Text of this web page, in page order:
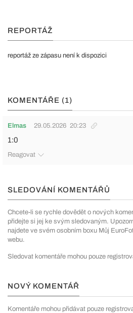
REPORTÁŽ
reportáž ze zápasu není k dispozici
KOMENTÁŘE (1)
Elmas 29.05.2026 20:23
1:0
Reagovat
SLEDOVÁNÍ KOMENTÁŘŮ
Chcete-li se rychle dovědět o nových
přidejte si jej ke svým sledovaným.
najdete ve svém osobním boxu Můj
webu.
Sledovat komentáře mohou pouze
NOVÝ KOMENTÁŘ
Komentáře mohou přidávat pouze